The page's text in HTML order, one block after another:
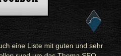
eine Liste mit guten und sehr